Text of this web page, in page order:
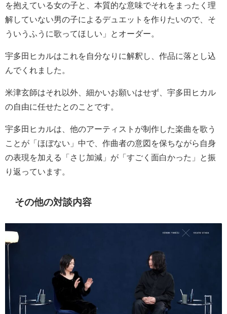
を抱えている女の子と、本質的な意味でそれをまったく理
解していない男の子によるデュエットを作りたいので、そ
ういうふうに歌ってほしい」とオーダー。
宇多田ヒカルはこれを自分なりに解釈し、作品に落とし込
んでくれました。
米津玄師はそれ以外、細かいお願いはせず、宇多田ヒカル
の自由に任せたとのことです。
宇多田ヒカルは、他のアーティストが制作した楽曲を歌う
ことが「ほぼない」中で、作曲者の意図を保ちながら自身
の表現を加える「さじ加減」が「すごく面白かった」と振
り返っています。
その他の対談内容